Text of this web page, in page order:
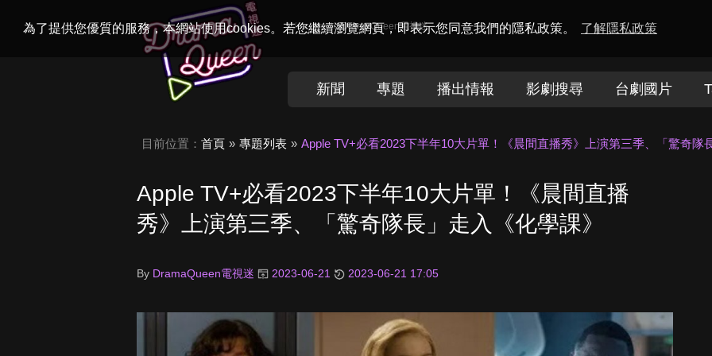
為了提供您優質的服務，本網站使用cookies。若您繼續瀏覽網頁，即表示您同意我們的隱私政策。 了解隱私政策
Welcome toDramaQueen電視迷
新聞 專題 播出情報 影劇搜尋 台劇國片
目前位置： 首頁 專題列表 Apple TV+必看2023下半年10大片單！《晨間直播秀》上演第三季、「驚奇隊
Apple TV+必看2023下半年10大片單！《晨間直播
秀》上演第三季、「驚奇隊長」走入《化學課》
By DramaQueen電視迷 2023-06-21 2023-06-21 17:05